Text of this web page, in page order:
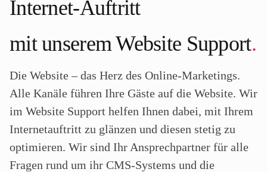
Internet-Auftritt
mit unserem Website Support.
Die Website – das Herz des Online-Marketings.
Alle Kanäle führen Ihre Gäste auf die Website. Wir
im Website Support helfen Ihnen dabei, mit Ihrem
Internetauftritt zu glänzen und diesen stetig zu
optimieren. Wir sind Ihr Ansprechpartner für alle
Fragen rund um ihr CMS-Systems und die